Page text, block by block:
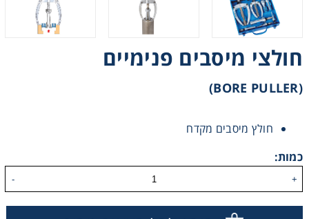
חולצי מיסבים פנימיים
(BORE PULLER)
חולץ מיסבים מקדח
כמות:
+
-
רשתות ואביזרי מסוע